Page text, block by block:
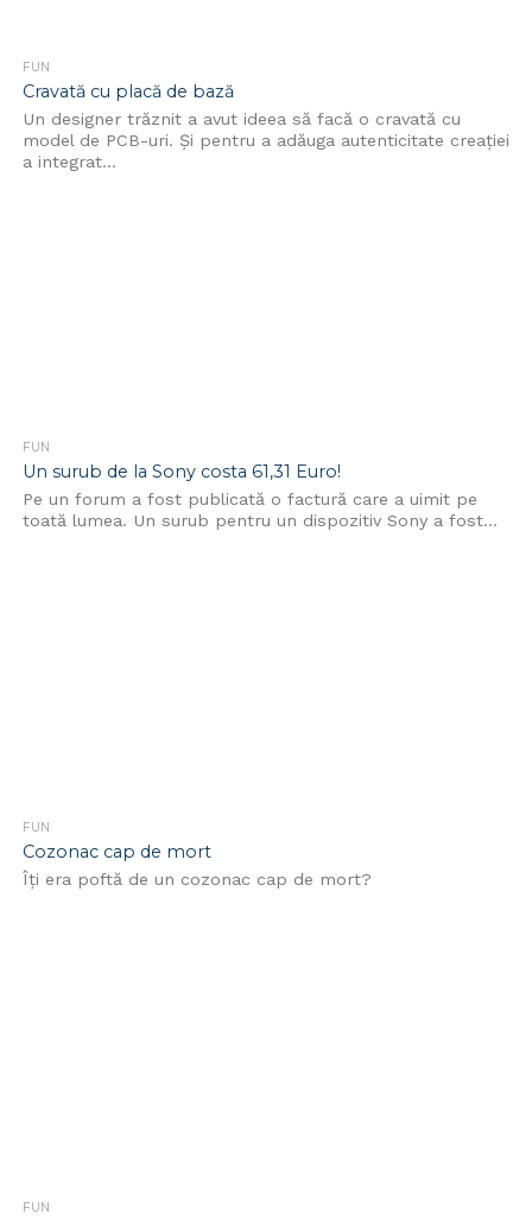
FUN
Cravată cu placă de bază
Un designer trăznit a avut ideea să facă o cravată cu
model de PCB-uri. Şi pentru a adăuga autenticitate creaţiei
a integrat...
FUN
Un surub de la Sony costa 61,31 Euro!
Pe un forum a fost publicată o factură care a uimit pe
toată lumea. Un surub pentru un dispozitiv Sony a fost...
FUN
Cozonac cap de mort
Îţi era poftă de un cozonac cap de mort?
FUN